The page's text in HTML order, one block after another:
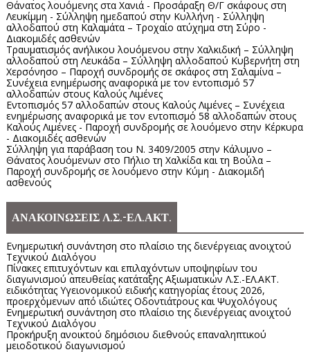
Θάνατος λουόμενης στα Χανιά - Προσάραξη Θ/Γ σκάφους στη
Λευκίμμη - Σύλληψη ημεδαπού στην Κυλλήνη - Σύλληψη
αλλοδαπού στη Καλαμάτα – Τροχαίο ατύχημα στη Σύρο -
Διακομιδές ασθενών
Τραυματισμός ανήλικου λουόμενου στην Χαλκιδική – Σύλληψη
αλλοδαπού στη Λευκάδα – Σύλληψη αλλοδαπού Κυβερνήτη στη
Χερσόνησο – Παροχή συνδρομής σε σκάφος στη Σαλαμίνα –
Συνέχεια ενημέρωσης αναφορικά με τον εντοπισμό 57
αλλοδαπών στους Καλούς Λιμένες
Εντοπισμός 57 αλλοδαπών στους Καλούς Λιμένες – Συνέχεια
ενημέρωσης αναφορικά με τον εντοπισμό 58 αλλοδαπών στους
Καλούς Λιμένες - Παροχή συνδρομής σε λουόμενο στην Κέρκυρα
- Διακομιδές ασθενών
Σύλληψη για παράβαση του Ν. 3409/2005 στην Κάλυμνο –
Θάνατος λουόμενων στο Πήλιο τη Χαλκίδα και τη Βούλα –
Παροχή συνδρομής σε λουόμενο στην Κύμη - Διακομιδή
ασθενούς
ΑΝΑΚΟΙΝΩΣΕΙΣ Λ.Σ.-ΕΛ.ΑΚΤ.
Ενημερωτική συνάντηση στο πλαίσιο της διενέργειας ανοιχτού
Τεχνικού Διαλόγου
Πίνακες επιτυχόντων και επιλαχόντων υποψηφίων του
διαγωνισμού απευθείας κατάταξης Αξιωματικών Λ.Σ.-ΕΛ.ΑΚΤ.
ειδικότητας Υγειονομικού ειδικής κατηγορίας έτους 2026,
προερχόμενων από ιδιώτες Οδοντιάτρους και Ψυχολόγους
Ενημερωτική συνάντηση στο πλαίσιο της διενέργειας ανοιχτού
Τεχνικού Διαλόγου
Προκήρυξη ανοικτού δημόσιου διεθνούς επαναληπτικού
μειοδοτικού διαγωνισμού